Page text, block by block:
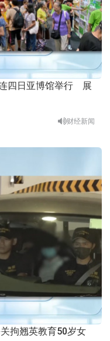
四日亚博馆举行 展
财经新闻